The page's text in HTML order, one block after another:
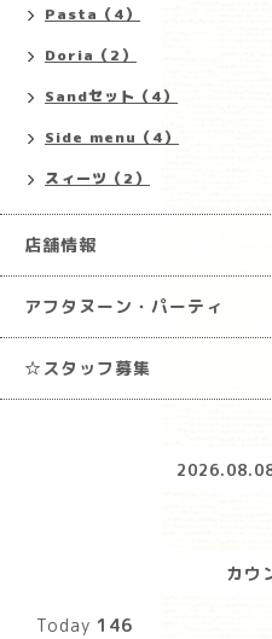
Pasta（4）
Doria（2）
Sandセット（4）
Side menu（4）
スィーツ（2）
店舗情報
アフタヌーン・パーティ
☆スタッフ募集
カウ
Today 146